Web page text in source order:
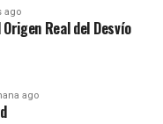
ago
Real del Desvío
ago